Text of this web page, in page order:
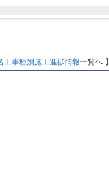
工事種別 施工進捗情報一覧へ 】